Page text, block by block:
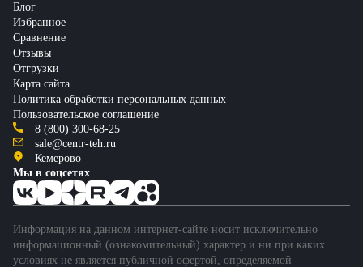
Блог
Избранное
Сравнение
Отзывы
Отгрузки
Карта сайта
Политика обработки персональных данных
Пользовательское соглашение
8 (800) 300-68-25
sale@centr-teh.ru
Кемерово
Мы в соцсетях
Информация на данном интернет-сайте носит исключительно
информационный (ознакомительный) характер и ни при каких
условиях не является публичной офертой, определяемой